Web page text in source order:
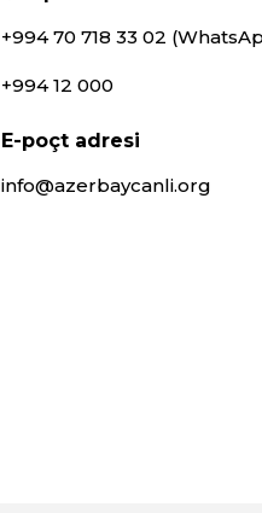
+994 70 718 33 02
+994 12 000
E-poçt adresi
info@azerbaycanli.org